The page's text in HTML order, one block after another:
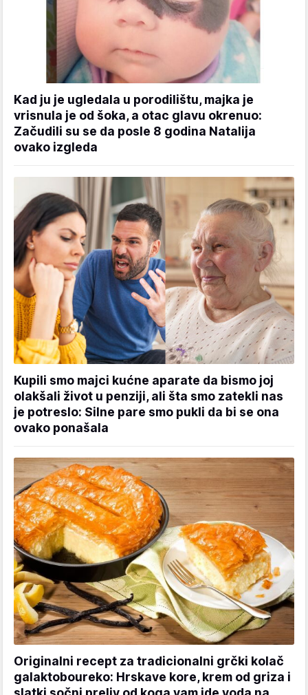
Kad ju je ugledala u porodilištu, majka je
vrisnula je od šoka, a otac glavu okrenuo:
Začudili su se da posle 8 godina Natalija
ovako izgleda
Kupili smo majci kućne aparate da bismo joj
olakšali život u penziji, ali šta smo zatekli nas
je potreslo: Silne pare smo pukli da bi se ona
ovako ponašala
Originalni recept za tradicionalni grčki kolač
galaktoboureko: Hrskave kore, krem od griza i